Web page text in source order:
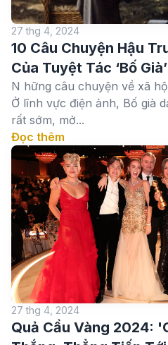
27 thg 4, 2024
10 Câu Chuyện Hậu
Của Tuyệt Tác ‘Bố Già’
N hững câu chuyện về xã
Ở lĩnh vực điện ảnh, Bố già
rất sớm, mở...
Đọc thêm
27 thg 4, 2024
Quả Cầu Vàng 2024: